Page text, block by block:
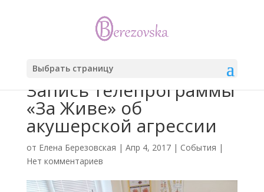
Выбрать страницу
Запись телепрограммы
«За Живе» об
акушерской агрессии
от Елена Березовская | Апр 4, 2017| События |
Нет комментариев